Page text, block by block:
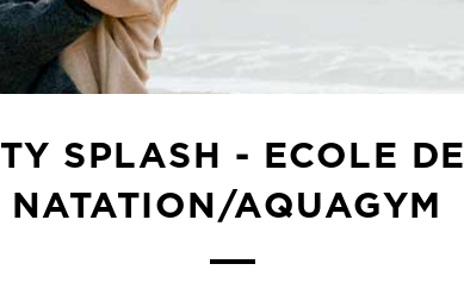
TY SPLASH - ECOLE DE
NATATION/AQUAGYM